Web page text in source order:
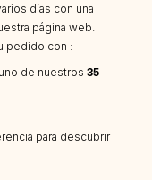
días con una
página web.
pedido con :
de nuestros35
para descubrir